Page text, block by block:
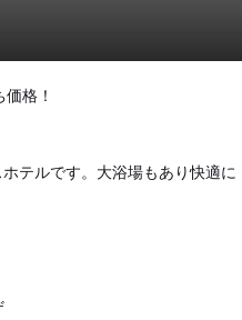
格！
テルです。大浴場もあり快適に